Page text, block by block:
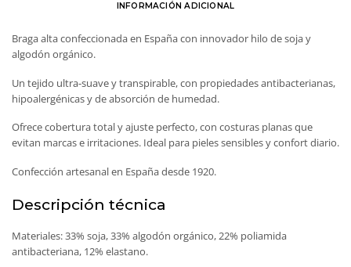
INFORMACIÓN ADICIONAL
Braga alta confeccionada en España con innovador hilo de soja y
algodón orgánico.
Un tejido ultra-suave y transpirable, con propiedades antibacterianas,
hipoalergénicas y de absorción de humedad.
Ofrece cobertura total y ajuste perfecto, con costuras planas que
evitan marcas e irritaciones. Ideal para pieles sensibles y confort diario.
Confección artesanal en España desde 1920.
Descripción técnica
Materiales: 33% soja, 33% algodón orgánico, 22% poliamida
antibacteriana, 12% elastano.